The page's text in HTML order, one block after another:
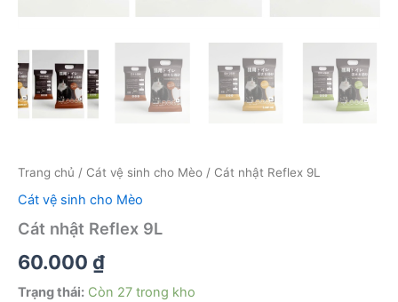
Trang chủ / Cát vệ sinh cho Mèo / Cát nhật Reflex 9L
Cát vệ sinh cho Mèo
Cát nhật Reflex 9L
60.000 ₫
Trạng thái: Còn 27 trong kho